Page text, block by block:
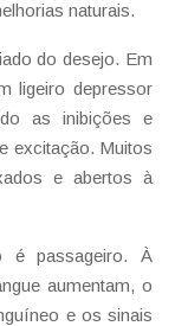
naturais.
do desejo. Em
ligeiro depressor
as inibições e
excitação. Muitos
e abertos à
é passageiro. À
aumentam, o
e os sinais